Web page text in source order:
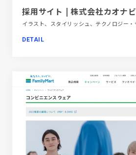
採用サイト | 株式会社カオナビ
DETAIL